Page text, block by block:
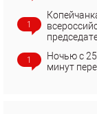
1
1
Ночью с
минут